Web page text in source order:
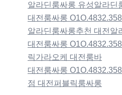
알라딘룸싸롱 유성알라딘
대전룸싸롱
알라딘룸싸롱추천 대전알
대전룸싸롱
릭가라오케 대전룸바
대전룸싸롱
점 대전퍼블릭룸싸롱